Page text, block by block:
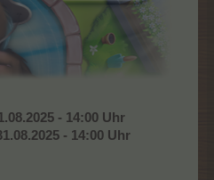
- 14:00 Uhr
- 14:00 Uhr